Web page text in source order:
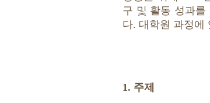
구 및 활동 성과
다. 대학원 과정에
1. 주제